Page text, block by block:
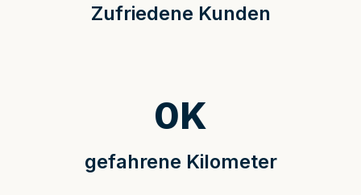
Zufriedene Kunden
gefahrene Kilometer
0K